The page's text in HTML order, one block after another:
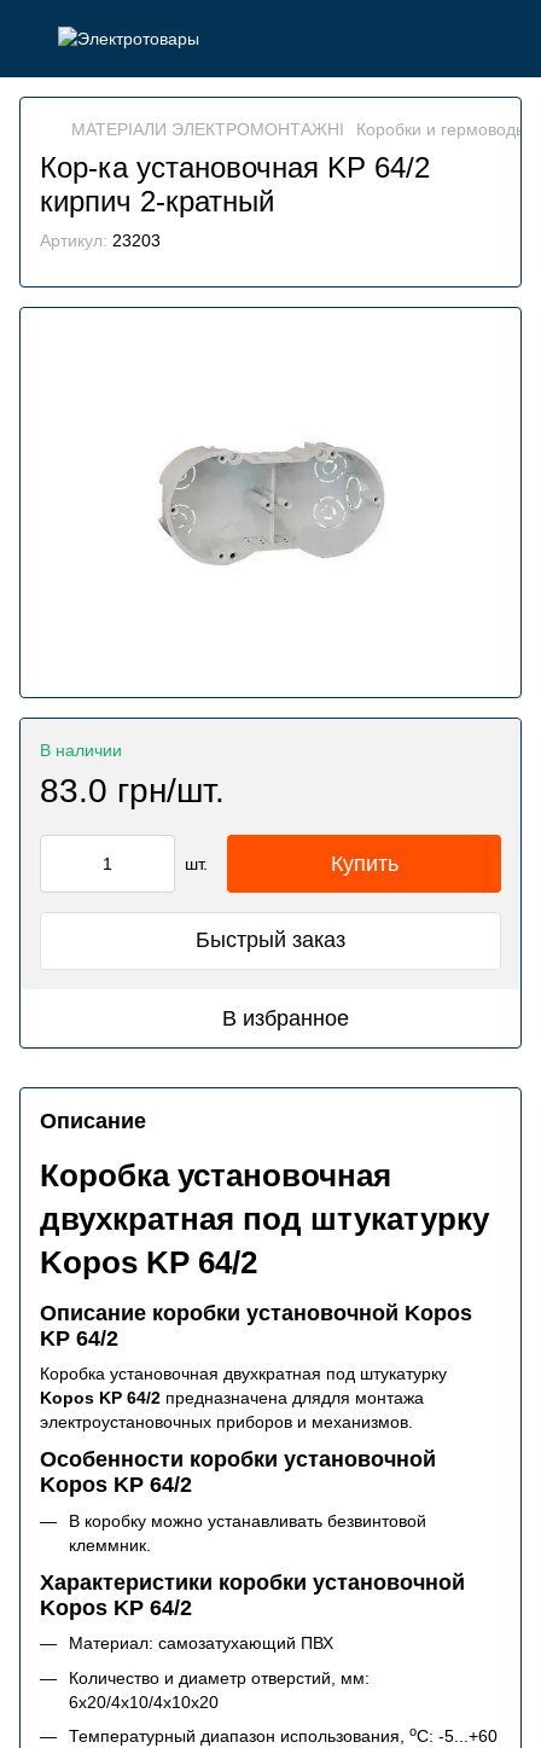
МАТЕРІАЛИ ЭЛЕКТРОМОНТАЖНІ Коробки и гермоводы
Кор-ка установочная KР 64/2
кирпич 2-кратный
Артикул: 23203
В наличии
83.0 грн/шт.
шт. Купить
Быстрый заказ
В избранное
Описание
Коробка установочная
двухкратная под штукатурку
Kopos KP 64/2
Описание коробки установочной Kopos
KP 64/2
Коробка установочная двухкратная под штукатурку
Kopos KP 64/2 предназначена длядля монтажа
электроустановочных приборов и механизмов.
Особенности коробки установочной
Kopos KP 64/2
В коробку можно устанавливать безвинтовой
клеммник.
Характеристики коробки установочной
Kopos KP 64/2
Материал: самозатухающий ПВХ
Количество и диаметр отверстий, мм:
6х20/4x10/4х10x20
Температурный диапазон использования,
oC: -5...+60